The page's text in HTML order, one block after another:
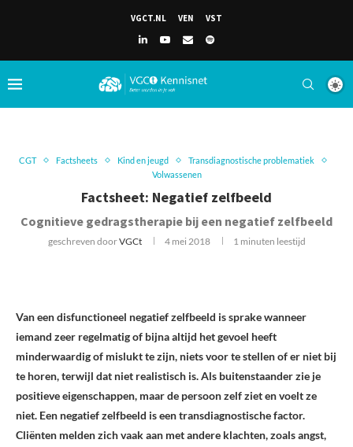
VGCT.NL VEN VST
CGT Factsheets Kind en jeugd
Transdiagnostische problematiek
Volwassenen
Factsheet: Negatief zelfbeeld
Cognitieve gedragstherapie bij een negatief zelfbeeld
geschreven doorVGCt 4 mei 2018 1 minuten leestijd
Van een disfunctioneel negatief zelfbeeld is sprake wanneer
iemand zeer regelmatig of bijna altijd het gevoel heeft
minderwaardig of mislukt te zijn, niets voor te stellen of er niet bij
te horen, terwijl dat niet realistisch is. Als buitenstaander zie je
positieve eigenschappen, maar de persoon zelf ziet en voelt ze
niet. Een negatief zelfbeeld is een transdiagnostische factor.
Cliënten melden zich vaak aan met andere klachten, zoals angst,